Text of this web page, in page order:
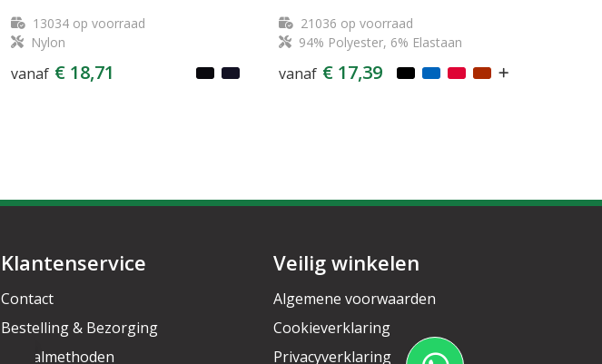
13034 op voorraad
Nylon
vanaf € 18,71
21036 op voorraad
94% Polyester, 6% Elastaan
vanaf € 17,39
Klantenservice
Contact
Bestelling & Bezorging
Betaalmethoden
Veilig winkelen
Algemene voorwaarden
Cookieverklaring
Privacyverklaring